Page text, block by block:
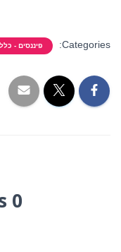
Categories: פיננסים -
0 Comments